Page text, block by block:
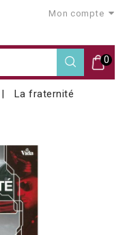
Mon compte
0
La fraternité